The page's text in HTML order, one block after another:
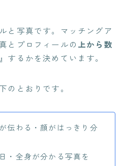
と写真です。マッチングア
とプロフィールの 上から数
するかを決めています。
のとおりです。
伝わる・顔がはっきり分
・全身が分かる写真を